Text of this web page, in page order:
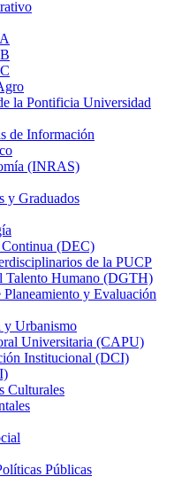
la Pontificia Universidad
de Información
(INRAS)
y Graduados
(DEC)
de la PUCP
Talento Humano (DGTH)
y Evaluación
y Urbanismo
Universitaria (CAPU)
Institucional (DCI)
Culturales
Públicas